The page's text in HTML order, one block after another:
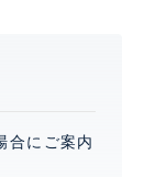
合にご案内